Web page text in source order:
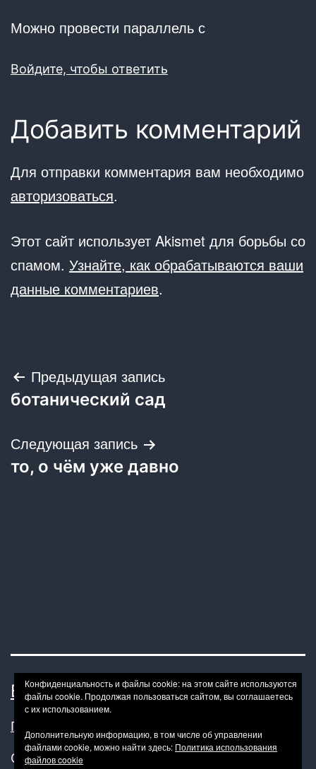
Можно провести параллель с
Войдите, чтобы ответить
Добавить комментарий
Для отправки комментария вам необходимо
авторизоваться.
Этот сайт использует Akismet для борьбы со
спамом. Узнайте, как обрабатываются ваши
данные комментариев.
Навигация
по
записям
Предыдущая запись
ботанический сад
Следующая запись
то, о чём уже давно
BONDAGE BDSM-HOWTO
Политика конфиденциальности
Сайт работает на
Конфиденциальность и файлы cookie: на этом сайте используются
файлы cookie. Продолжая пользоваться сайтом, вы соглашаетесь
с их использованием.
Дополнительную информацию, в том числе об управлении
файлами cookie, можно найти здесь: Политика использования
файлов cookie